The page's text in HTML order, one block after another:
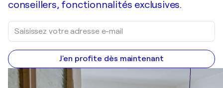
conseillers, fonctionnalités exclusives.
J'en profite dès maintenant